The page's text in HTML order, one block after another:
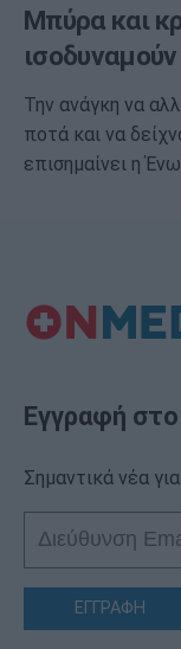
Μπύρα και
Την ανάγκη να
ποτά και να
επισημαίνει η
Εγγραφή
Σημαντικά νέα
ΕΓΓΡΑΦΗ